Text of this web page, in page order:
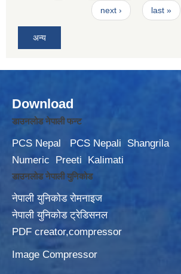
next › last »
अन्य
Download
डाउनलोड नेपाली फन्ट
PCS Nepal PCS Nepali
Shangrila
Numeric
Preeti Kalimati
डाउनलोड नेपाली युनिकोड
नेपाली युनिकोड रोमनाइज
नेपाली युनिकोड ट्रेडिसनल
PDF creator,compressor
Image Compressor